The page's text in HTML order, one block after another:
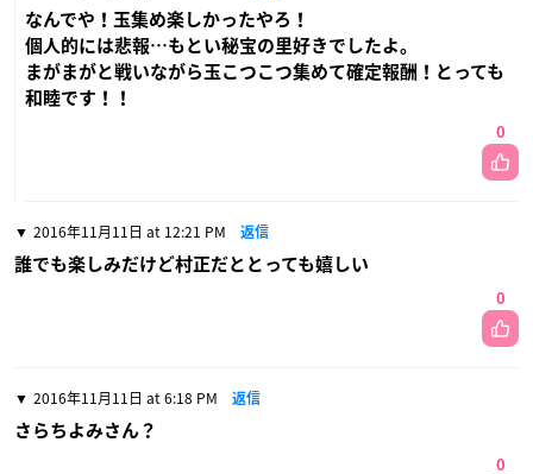
なんでや！玉集め楽しかったやろ！
個人的には悲報…もとい秘宝の里好きでしたよ。
まがまがと戦いながら玉こつこつ集めて確定報酬！とっても
和睦です！！
0
2016年11月11日 at 12:21 PM 返信
誰でも楽しみだけど村正だととっても嬉しい
0
2016年11月11日 at 6:18 PM 返信
さらちよみさん？
0